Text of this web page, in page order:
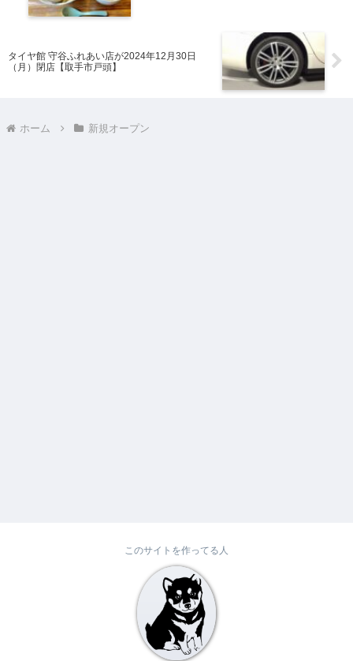
タイヤ館 守谷ふれあい店が2024年12月30日
（月）閉店【取手市戸頭】
ホーム 新規オープン
このサイトを作ってる人